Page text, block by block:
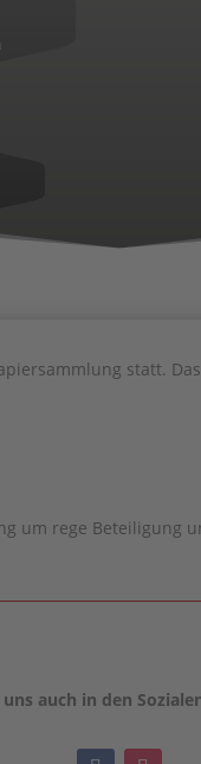
statt.
um rege Beteiligung
uns auch in den